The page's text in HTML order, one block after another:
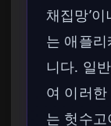
채집망’
는 애플
니다. 일
여 이러
는 헛수